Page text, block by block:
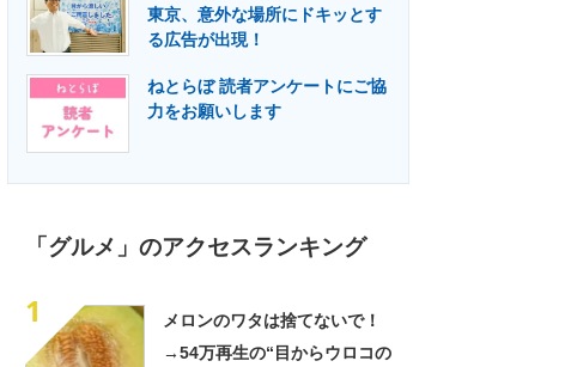
東京、意外な場所にドキッとす
る広告が出現！
ねとらぼ 読者アンケートにご協
力をお願いします
「グルメ」のアクセスランキング
1
メロンのワタは捨てないで！
→54万再生の“目からウロコの